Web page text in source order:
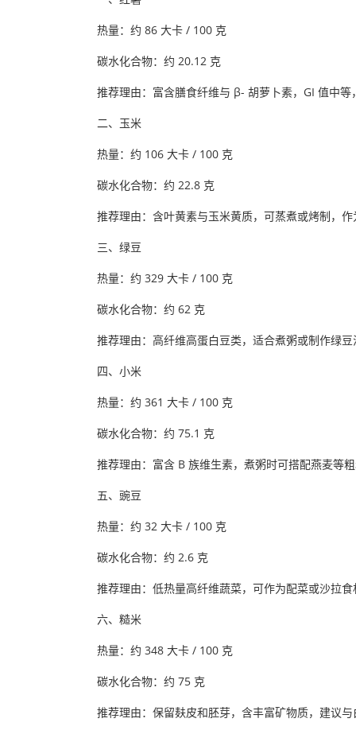
热量：约 86 大卡 / 100 克
碳水化合物：约 20.12 克
推荐理由：富含膳食纤维与 β- 胡萝卜素，GI 值中
二、玉米
热量：约 106 大卡 / 100 克
碳水化合物：约 22.8 克
推荐理由：含叶黄素与玉米黄质，可蒸煮或烤制，
三、绿豆
热量：约 329 大卡 / 100 克
碳水化合物：约 62 克
推荐理由：高纤维高蛋白豆类，适合煮粥或制作绿
四、小米
热量：约 361 大卡 / 100 克
碳水化合物：约 75.1 克
推荐理由：富含 B 族维生素，煮粥时可搭配燕麦等
五、豌豆
热量：约 32 大卡 / 100 克
碳水化合物：约 2.6 克
推荐理由：低热量高纤维蔬菜，可作为配菜或沙拉
六、糙米
热量：约 348 大卡 / 100 克
碳水化合物：约 75 克
推荐理由：保留麸皮和胚芽，含丰富矿物质，建议